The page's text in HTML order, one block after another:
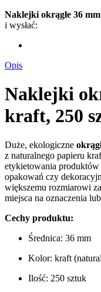
Naklejki okrągłe 36
i wysłać:
Opis
Naklejki
kraft, 250
Duże, ekologiczne
z naturalnego papieru
etykietowania
opakowań czy
większemu rozmiarowi
miejsca na oznaczenia
Cechy produktu:
Średnica: 36 mm
Kolor: kraft
Ilość: 250 sztuk